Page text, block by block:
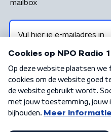
mailbox
Algemene voorwaarden